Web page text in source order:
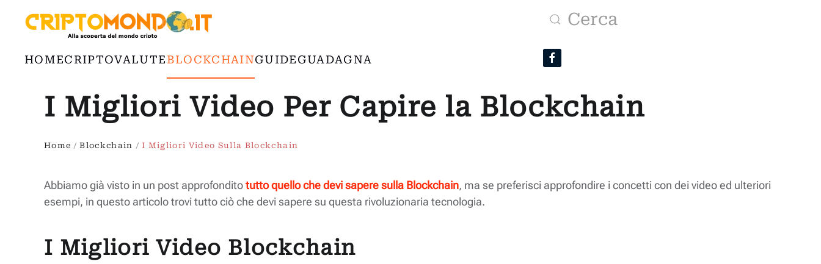
Passa al contenuto principale
HOMECRIPTOVALUTEBLOCKCHAINGUIDEGUADAGNA
I Migliori Video Per Capire la Blockchain
Home Blockchain I Migliori Video Sulla Blockchain
Abbiamo già visto in un post approfonditotutto quello che devi sapere sulla Blockchain, ma se preferisci approfondire i concetti con dei video ed ulteriori
esempi, in questo articolo trovi tutto ciò che devi sapere su questa rivoluzionaria tecnologia.
I Migliori Video Blockchain